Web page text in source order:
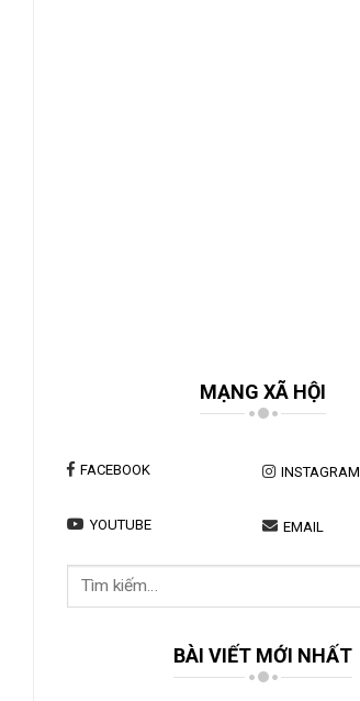
MẠNG XÃ HỘI
FACEBOOK INSTAGRAM
YOUTUBE EMAIL
Tìm
BÀI VIẾT MỚI NHẤT